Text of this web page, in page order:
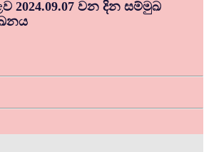
2024.09.07 වන දින සම්මුඛ